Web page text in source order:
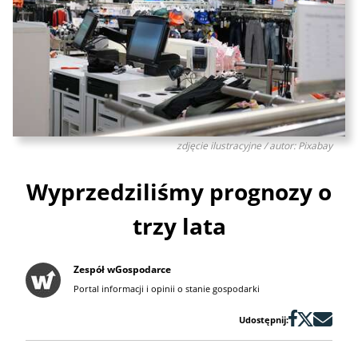
zdjęcie ilustracyjne / autor: Pixabay
Wyprzedziliśmy prognozy o
trzy lata
Zespół wGospodarce
Portal informacji i opinii o stanie gospodarki
Udostępnij: